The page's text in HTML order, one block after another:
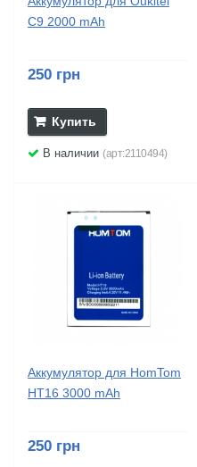
C9 2000 mAh
250 грн
Купить
В наличии (арт:2110494)
Аккумулятор для HomTom
HT16 3000 mAh
250 грн